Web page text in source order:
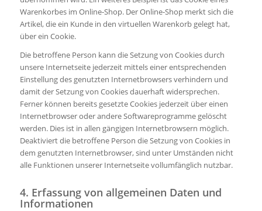
Warenkorbes im Online-Shop. Der Online-Shop merkt sich die
Artikel, die ein Kunde in den virtuellen Warenkorb gelegt hat,
über ein Cookie.
Die betroffene Person kann die Setzung von Cookies durch
unsere Internetseite jederzeit mittels einer entsprechenden
Einstellung des genutzten Internetbrowsers verhindern und
damit der Setzung von Cookies dauerhaft widersprechen.
Ferner können bereits gesetzte Cookies jederzeit über einen
Internetbrowser oder andere Softwareprogramme gelöscht
werden. Dies ist in allen gängigen Internetbrowsern möglich.
Deaktiviert die betroffene Person die Setzung von Cookies in
dem genutzten Internetbrowser, sind unter Umständen nicht
alle Funktionen unserer Internetseite vollumfänglich nutzbar.
4. Erfassung von allgemeinen Daten und
Informationen